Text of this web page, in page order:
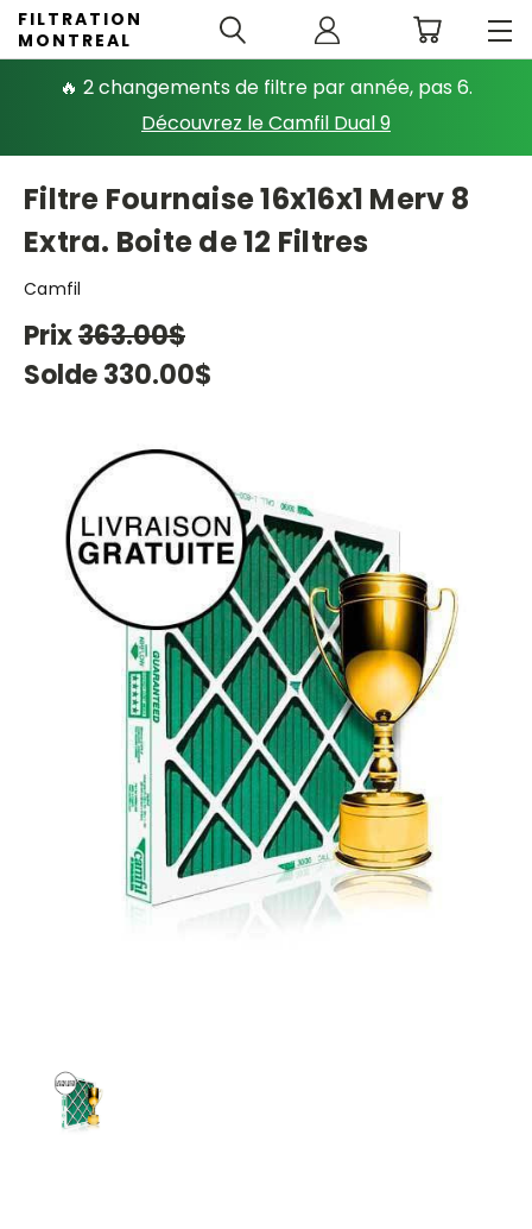
🔥 2 changements de filtre par année, pas 6.
Découvrez le Camfil Dual 9
FILTRATION
MONTREAL
Filtre Fournaise 16x16x1 Merv 8
Extra. Boite de 12 Filtres
Camfil
Prix363.00$
Solde330.00$